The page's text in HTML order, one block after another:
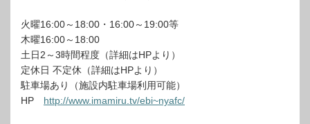
火曜16:00～18:00・16:00～19:00等
木曜16:00～18:00
土日2～3時間程度（詳細はHPより）
定休日 不定休（詳細はHPより）
駐車場あり（施設内駐車場利用可能）
HP http://www.imamiru.tv/ebi~nyafc/